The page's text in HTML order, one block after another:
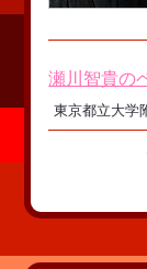
瀬川智貴の
東京都立大学